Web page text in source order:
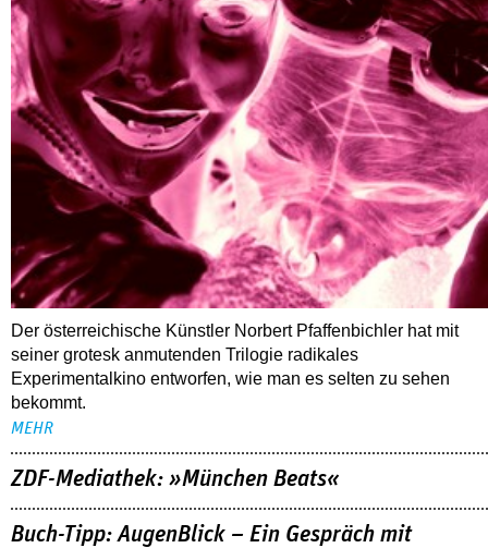
Der österreichische Künstler Norbert Pfaffenbichler hat mit
seiner grotesk anmutenden Trilogie radikales
Experimentalkino entworfen, wie man es selten zu sehen
bekommt.
MEHR
ZDF-Mediathek: »München Beats«
Buch-Tipp: AugenBlick – Ein Gespräch mit